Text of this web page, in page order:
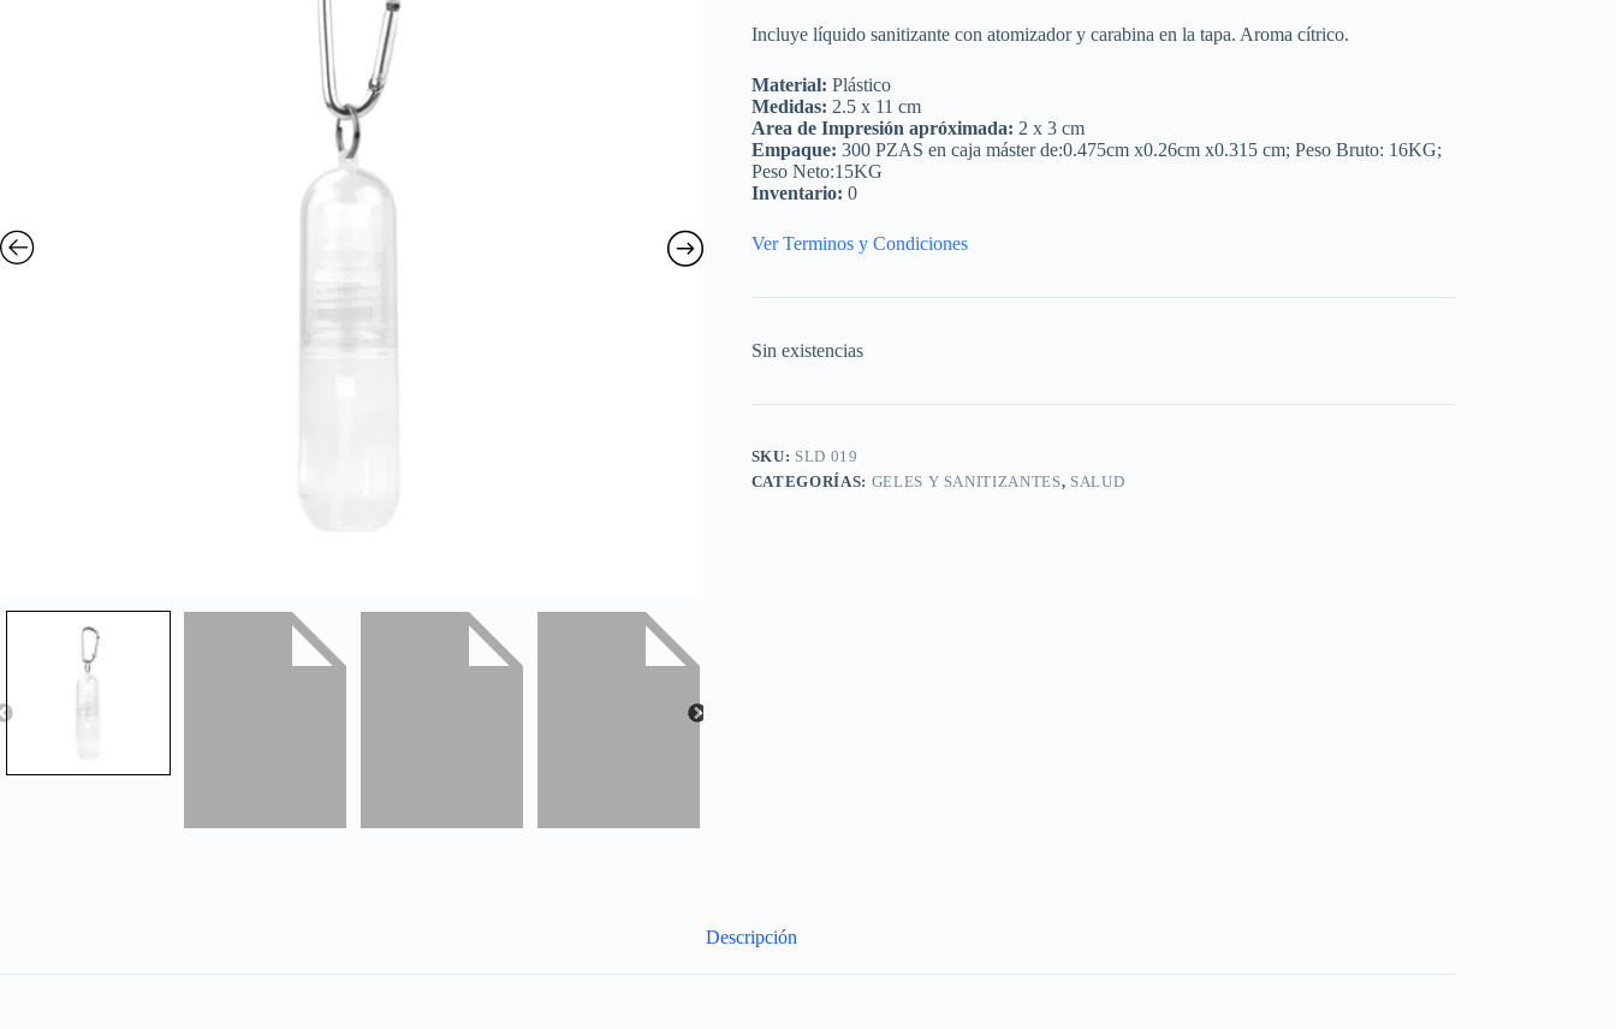
Incluye líquido sanitizante con atomizador y carabina en la tapa. Aroma cítrico.
Material: Plástico
Medidas: 2.5 x 11 cm
Area de Impresión apróximada: 2 x 3 cm
Empaque: 300 PZAS en caja máster de:0.475cm x0.26cm x0.315 cm; Peso Bruto: 16KG;
Peso Neto:15KG
Inventario: 0
Ver Terminos y Condiciones
Sin existencias
SKU: SLD 019
CATEGORÍAS: GELES Y SANITIZANTES, SALUD
Descripción